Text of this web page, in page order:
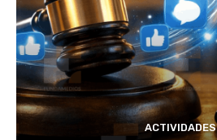
ACTIVIDADES